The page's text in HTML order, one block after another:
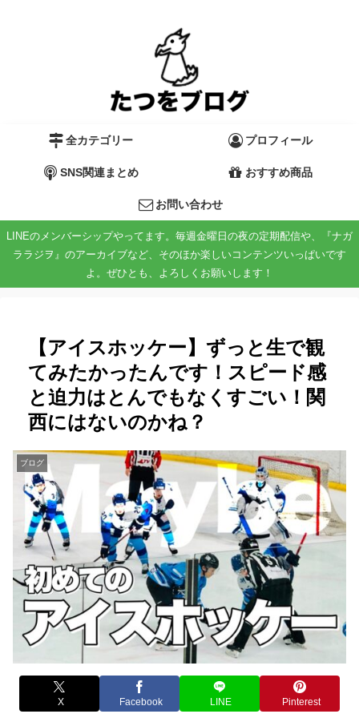
全カテゴリー プロフィール
SNS関連まとめ おすすめ商品
お問い合わせ
LINEのメンバーシップやってます。毎週金曜日の夜の定期配信や、『ナガ
ララジヲ』のアーカイブなど、そのほか楽しいコンテンツいっぱいです
よ。ぜひとも、よろしくお願いします！
【アイスホッケー】ずっと生で観
てみたかったんです！スピード感
と迫力はとんでもなくすごい！関
西にはないのかね？
ブログ
X Facebook LINE Pinterest